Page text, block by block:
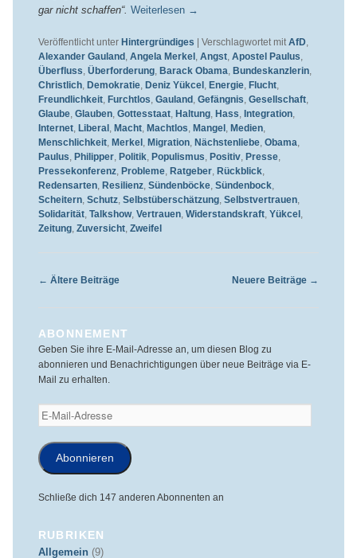
gar nicht schaffen“. Weiterlesen →
Veröffentlicht unter Hintergründiges Verschlagwortet mit AfD,
Alexander Gauland , Angela Merkel , Angst, Apostel Paulus,
Überfluss, Überforderung, Barack Obama, Bundeskanzlerin,
Christlich, Demokratie, Deniz Yükcel , Energie, Flucht,
Freundlichkeit, Furchtlos, Gauland , Gefängnis, Gesellschaft,
Glaube, Glauben, Gottesstaat, Haltung, Hass, Integration,
Internet, Liberal , Macht, Machtlos, Mangel , Medien,
Menschlichkeit, Merkel , Migration, Nächstenliebe, Obama,
Paulus, Philipper, Politik, Populismus, Positiv, Presse,
Pressekonferenz, Probleme, Ratgeber, Rückblick,
Redensarten, Resilienz, Sündenböcke, Sündenbock,
Scheitern, Schutz, Selbstüberschätzung, Selbstvertrauen,
Solidarität, Talkshow, Vertrauen, Widerstandskraft, Yükcel ,
Zeitung, Zuversicht, Zweifel
Beitragsnavigation
← Ältere Beiträge Neuere Beiträge →
ABONNEMENT
Geben Sie ihre E-Mail-Adresse an, um diesen Blog zu
abonnieren und Benachrichtigungen über neue Beiträge via E-
Mail zu erhalten.
E-
Mail-
Adresse
Abonnieren
Schließe dich 147 anderen Abonnenten an
RUBRIKEN
Allgemein (9)